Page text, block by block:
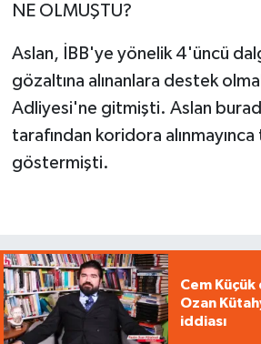
NE OLMUŞTU?
Aslan, İBB'ye yönelik 4'üncü
gözaltına alınanlara destek
Adliyesi'ne gitmişti. Aslan
tarafından koridora
göstermişti.
Cem Küçük
Ozan
iddiası